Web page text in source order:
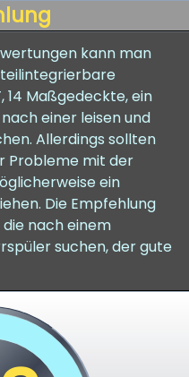
kann man
teilintegrierbare
14 Maßgedeckte, ein
einer leisen und
Allerdings sollten
Probleme mit der
ein
Die Empfehlung
nach einem
suchen, der gute